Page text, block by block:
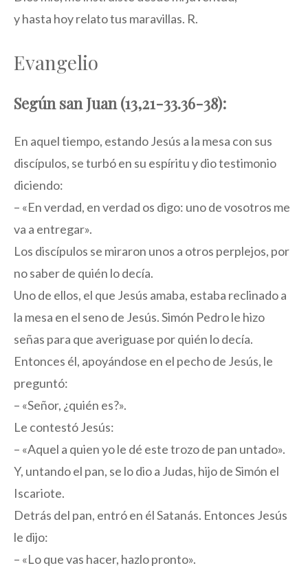
y hasta hoy relato tus maravillas. R.
Evangelio
Según san Juan (13,21-33.36-38):
En aquel tiempo, estando Jesús a la mesa con sus
discípulos, se turbó en su espíritu y dio testimonio
diciendo:
– «En verdad, en verdad os digo: uno de vosotros me
va a entregar».
Los discípulos se miraron unos a otros perplejos, por
no saber de quién lo decía.
Uno de ellos, el que Jesús amaba, estaba reclinado a
la mesa en el seno de Jesús. Simón Pedro le hizo
señas para que averiguase por quién lo decía.
Entonces él, apoyándose en el pecho de Jesús, le
preguntó:
– «Señor, ¿quién es?».
Le contestó Jesús:
– «Aquel a quien yo le dé este trozo de pan untado».
Y, untando el pan, se lo dio a Judas, hijo de Simón el
Iscariote.
Detrás del pan, entró en él Satanás. Entonces Jesús
le dijo:
– «Lo que vas hacer, hazlo pronto».